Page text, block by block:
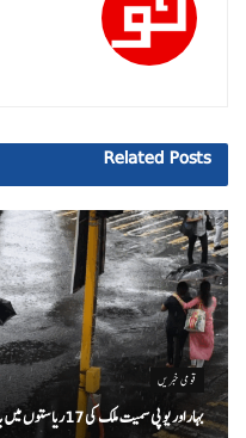
Related Posts
قومی خبریں
بہار اور یو پی سمیت ملک کی 17ریاستوں میں بارش کا امکان